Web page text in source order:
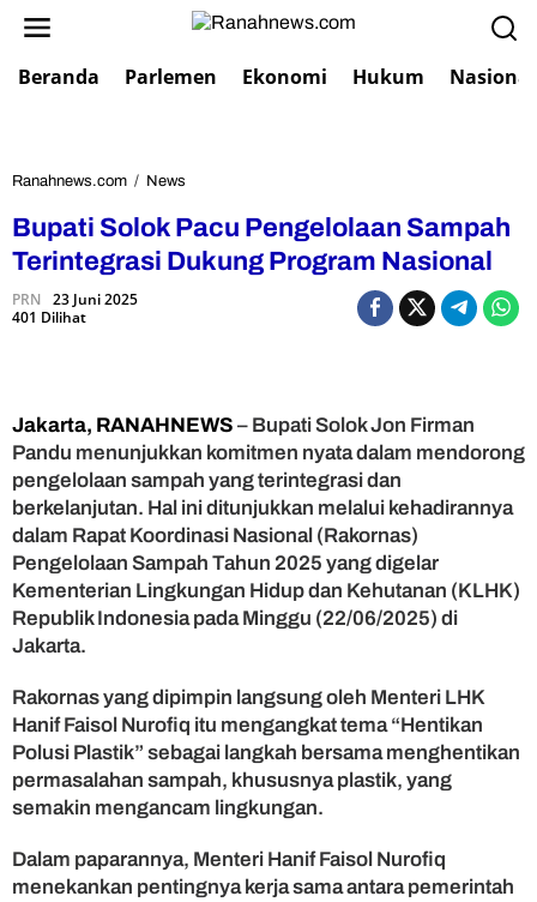
Beranda Parlemen Ekonomi Hukum Nasional
Ranahnews.com / News
p
a
k
P
c
u
P
e
n
g
l
a
a
n
S
m
Bupati Solok Pacu Pengelolaan Sampah
Terintegrasi Dukung Program Nasional
PRN 23 Juni 2025
401 Dilihat
Jakarta, RANAHNEWS – Bupati Solok Jon Firman
Pandu menunjukkan komitmen nyata dalam mendorong
pengelolaan sampah yang terintegrasi dan
berkelanjutan. Hal ini ditunjukkan melalui kehadirannya
dalam Rapat Koordinasi Nasional (Rakornas)
Pengelolaan Sampah Tahun 2025 yang digelar
Kementerian Lingkungan Hidup dan Kehutanan (KLHK)
Republik Indonesia pada Minggu (22/06/2025) di
Jakarta.
Rakornas yang dipimpin langsung oleh Menteri LHK
Hanif Faisol Nurofiq itu mengangkat tema “Hentikan
Polusi Plastik” sebagai langkah bersama menghentikan
permasalahan sampah, khususnya plastik, yang
semakin mengancam lingkungan.
Dalam paparannya, Menteri Hanif Faisol Nurofiq
menekankan pentingnya kerja sama antara pemerintah